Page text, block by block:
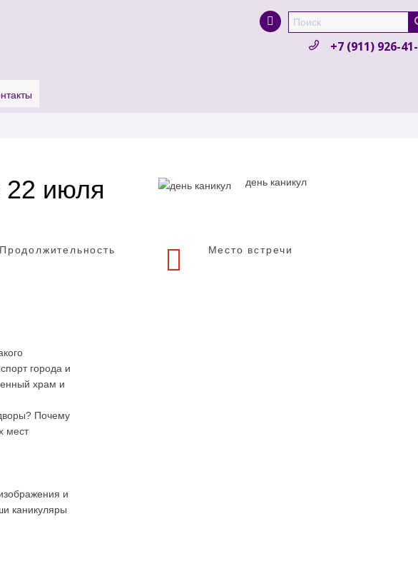
+7 (911) 926-
22 июля день каникул
Продолжительность Место встречи
города и
храм и
Почему
мест
и
каникуляры